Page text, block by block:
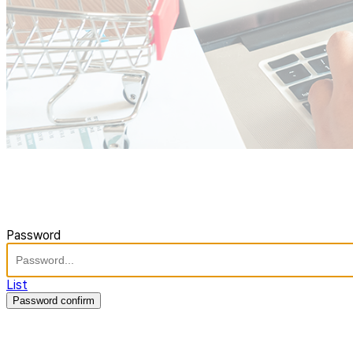
Password
List
Password confirm